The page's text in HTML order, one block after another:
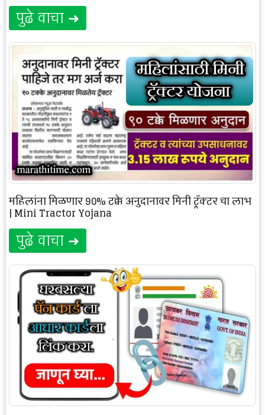
पुढे वाचा ➜
महिलांना मिळणार 90% टक्के अनुदानावर मिनी ट्रॅक्टर चा लाभ
| Mini Tractor Yojana
पुढे वाचा ➜